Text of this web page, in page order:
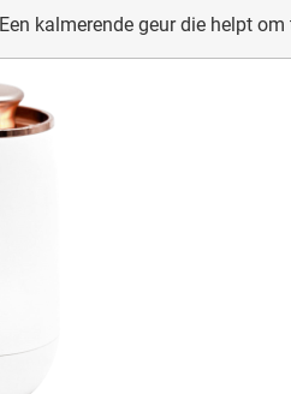
Een kalmerende geur die helpt